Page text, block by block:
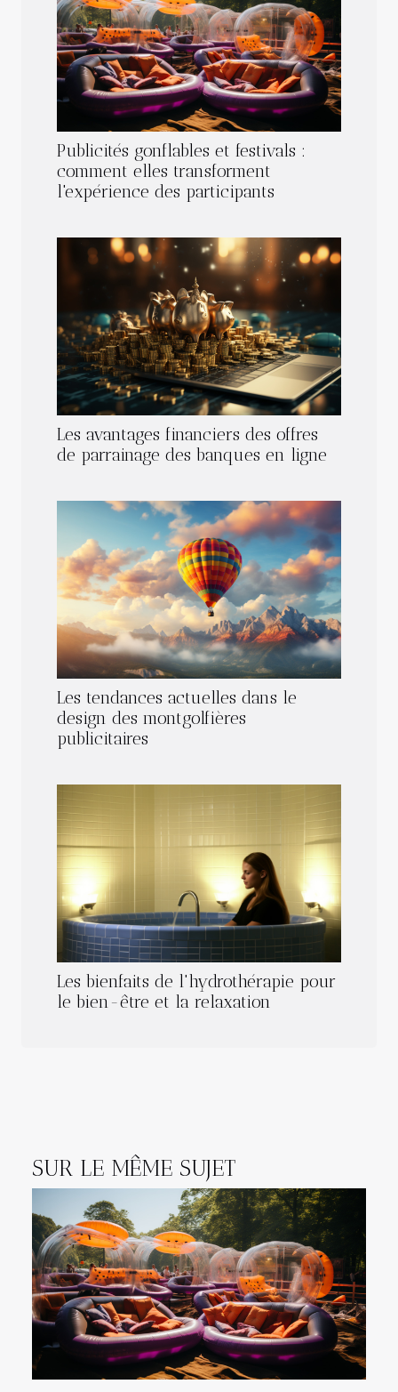
Publicités gonflables et festivals :
comment elles transforment
l'expérience des participants
Les avantages financiers des offres
de parrainage des banques en ligne
Les tendances actuelles dans le
design des montgolfières
publicitaires
Les bienfaits de l'hydrothérapie pour
le bien-être et la relaxation
SUR LE MÊME SUJET